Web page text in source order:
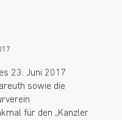
23. Juni 2017
sowie die
für den „Kanzler